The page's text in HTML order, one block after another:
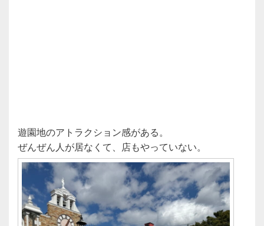
遊園地のアトラクション感がある。
ぜんぜん人が居なくて、店もやっていない。